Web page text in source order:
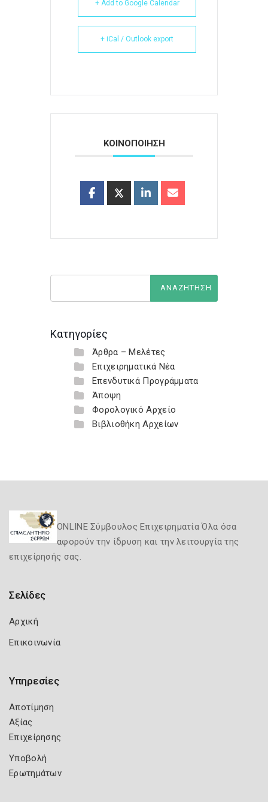
+ Add to Google Calendar
+ iCal / Outlook export
ΚΟΙΝΟΠΟΙΗΣΗ
Κατηγορίες
Άρθρα – Μελέτες
Επιχειρηματικά Νέα
Επενδυτικά Προγράμματα
Άποψη
Φορολογικό Αρχείο
Βιβλιοθήκη Αρχείων
ONLINE Σύμβουλος Επιχειρηματία Όλα όσα
αφορούν την ίδρυση και την λειτουργία της
επιχείρησής σας.
Σελίδες
Αρχική
Επικοινωνία
Υπηρεσίες
Αποτίμηση
Αξίας
Επιχείρησης
Υποβολή
Ερωτημάτων